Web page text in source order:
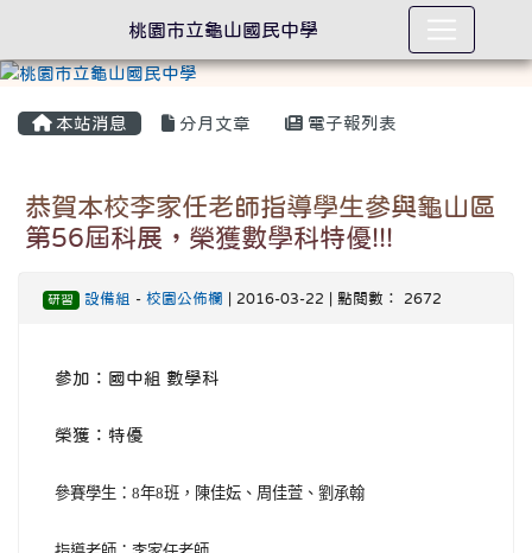
本站消息 分月文章 電子報列表
恭賀本校李家任老師指導學生參與龜山區
第56屆科展，榮獲數學科特優!!!
研習 設備組 - 校園公佈欄 | 2016-03-22 | 點閱數： 2672
參加：國中組 數學科
榮獲：特優
參賽學生：8年8班，陳佳妘、周佳萱、劉承翰
桃園市立龜山國民中學